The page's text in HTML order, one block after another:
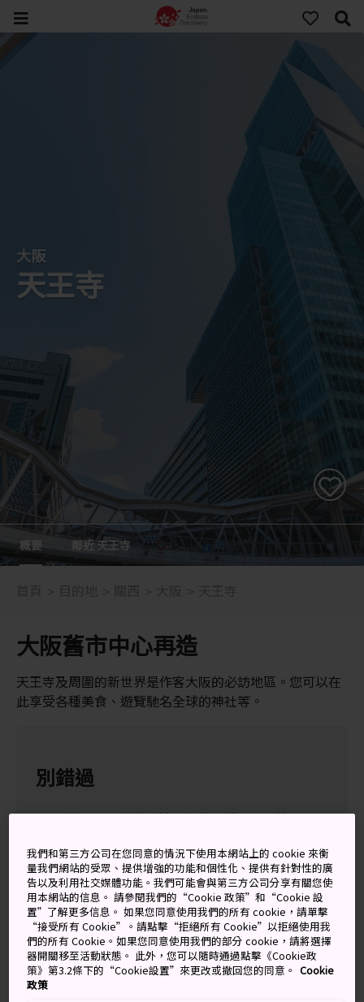
大阪
天王寺
概要 鄰近 天王寺
大阪舊市中心再造
天王寺及周圍的新世界是作客大阪的必訪地區。您可以在
此享受各種美食、遊覽馳名全球的神社等。
別錯過
到訪日本最高的建築「阿倍野橋車站大樓
在大阪的新世界品嚐串揚（炸肉串和蔬菜串）
到訪日本最古老的神社之一，以及其中五層樓高
的寶塔
四天王寺在每個月 21 號及 22 號都會舉辦著名
的跳蚤市場
我們和第三方公司在您同意的情況下使用本網站上的 cookie 來衡
量我們網站的受眾、提供增強的功能和個性化、提供有針對性的廣
告以及利用社交媒體功能。我們可能會與第三方公司分享有關您使
用本網站的信息。 請參閱我們的“Cookie 政策”和“Cookie 設
置”了解更多信息。 如果您同意使用我們的所有 cookie，請單擊
“接受所有 Cookie”。請點擊“拒絕所有 Cookie”以拒絕使用我
們的所有 Cookie。如果您同意使用我們的部分 cookie，請將選擇
器開關移至活動狀態。 此外，您可以隨時通過點擊《Cookie政
策》第3.2條下的“Cookie設置”來更改或撤回您的同意。 Cookie
政策